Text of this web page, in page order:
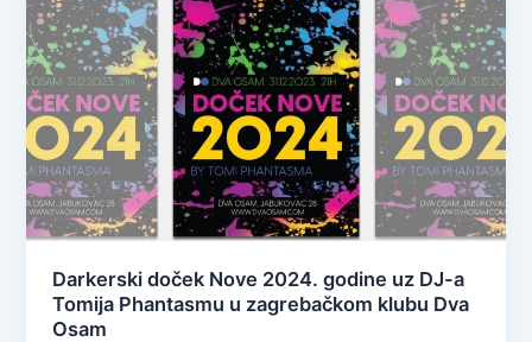
Darkerski doček Nove 2024. godine uz DJ-a
Tomija Phantasmu u zagrebačkom klubu Dva
Osam